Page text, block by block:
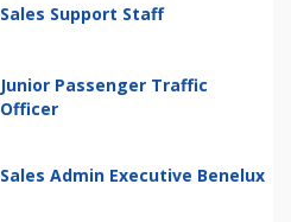
Sales Support Staff
Junior Passenger Traffic
Officer
Sales Admin Executive Benelux